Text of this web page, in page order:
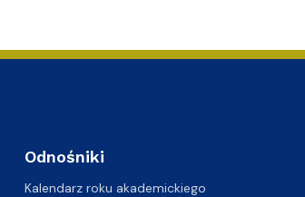
Odnośniki
Kalendarz roku akademickiego